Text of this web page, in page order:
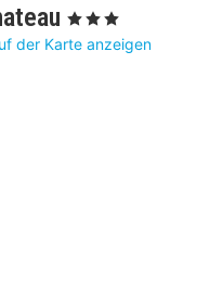
1
Nacht
, 3 Sterne
der Karte anzeigen